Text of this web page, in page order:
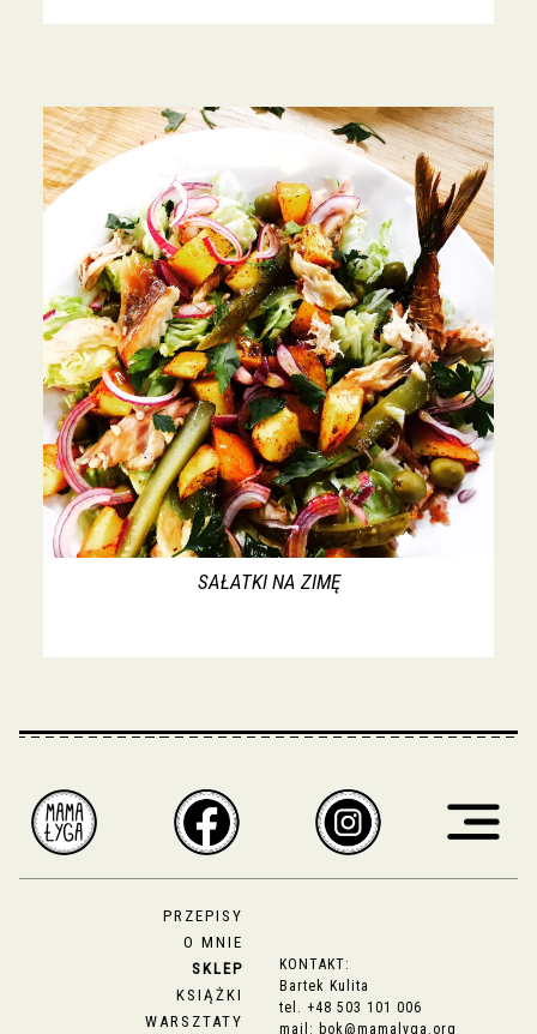
SAŁATKI NA ZIMĘ
PRZEPISY
O MNIE
SKLEP
KSIĄŻKI
WARSZTATY
KONTAKT:
Bartek Kulita
tel. +48 503 101 006
mail: bok@mamalyga.org